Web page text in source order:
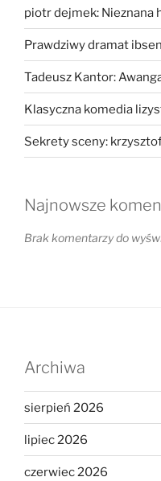
piotr dejmek: Nieznana
Prawdziwy dramat
Tadeusz Kantor:
Klasyczna komedia
Sekrety sceny:
Najnowsze
Brak komentarzy do
Archiwa
sierpień 2026
lipiec 2026
czerwiec 2026